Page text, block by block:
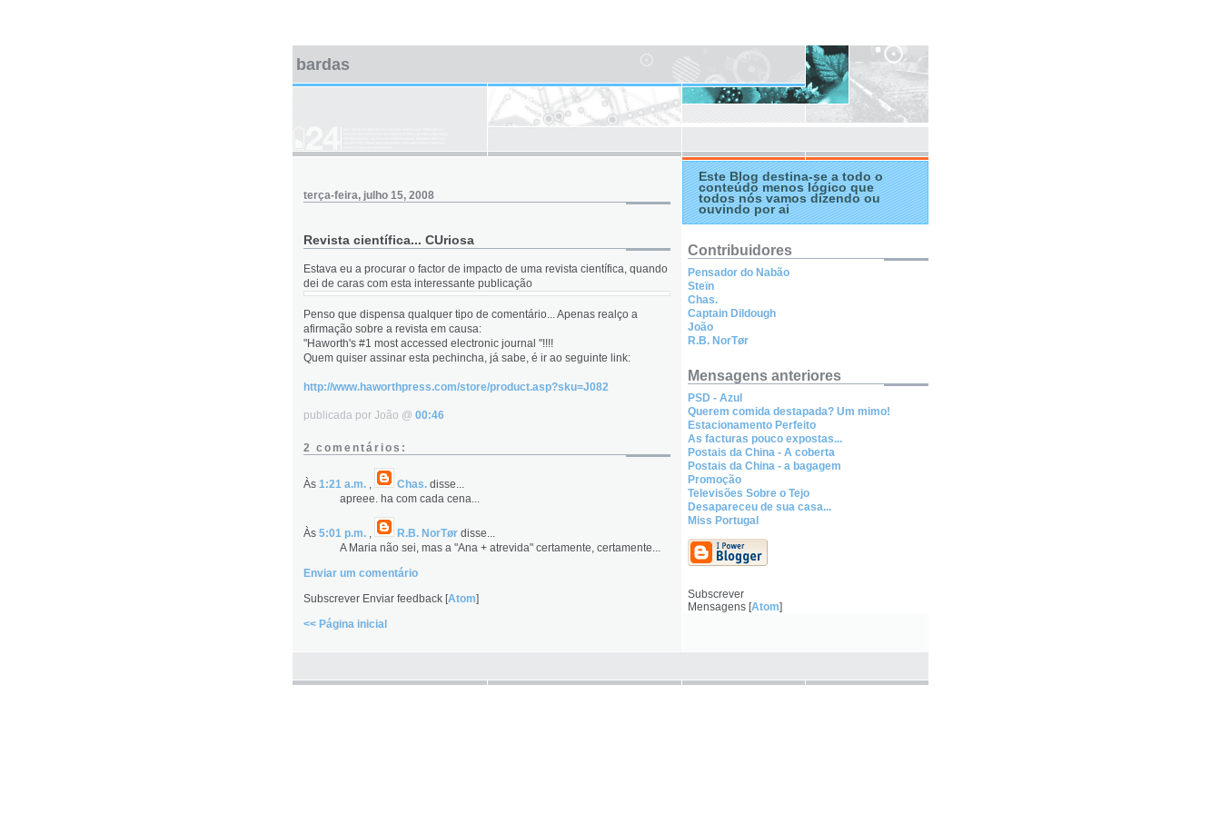
bardas
terça-feira, julho 15, 2008
Revista científica... CUriosa
Estava eu a procurar o factor de impacto de uma revista científica, quando
dei de caras com esta interessante publicação
Penso que dispensa qualquer tipo de comentário... Apenas realço a
afirmação sobre a revista em causa:
"Haworth's #1 most accessed electronic journal "!!!!
Quem quiser assinar esta pechincha, já sabe, é ir ao seguinte link:
http://www.haworthpress.com/store/product.asp?sku=J082
publicada por João @ 00:46
2 comentários:
Às 1:21 a.m. Chas. disse...
apreee. ha com cada cena...
Às 5:01 p.m. R.B. NorTør disse...
A Maria não sei, mas a "Ana + atrevida" certamente, certamente...
Enviar um comentário
Subscrever Enviar feedback [Atom]
<< Página inicial
Este Blog destina-se a todo o
conteúdo menos lógico que
todos nós vamos dizendo ou
ouvindo por ai
Contribuidores
Pensador do Nabão
Steïn
Chas.
Captain Dildough
João
R.B. NorTør
Mensagens anteriores
PSD - Azul
Querem comida destapada? Um mimo!
Estacionamento Perfeito
As facturas pouco expostas...
Postais da China - A coberta
Postais da China - a bagagem
Promoção
Televisões Sobre o Tejo
Desapareceu de sua casa...
Miss Portugal
Subscrever
Mensagens [Atom]